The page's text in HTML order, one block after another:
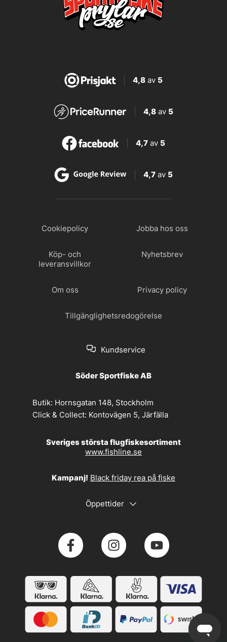
4,8av 5
4,8 av 5
4,7 av 5
4,7 av 5
Cookiepolicy Jobba hos oss
Köp- och
leveransvillkor
Nyhetsbrev
Om oss Privacy policy
Tillgänglighetsredogörelse
Kundservice
Söder Sportfiske AB
Butik: Hornsgatan 148, Stockholm
Click & Collect: Kontovägen 5, Järfälla
Sveriges största flugfiskesortiment
www.fishline.se
Kampanj! Black friday rea på fiske
Öppettider